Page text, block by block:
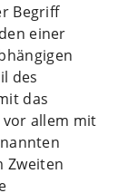
Begriff
einer
des
das
vor allem mit
Zweiten